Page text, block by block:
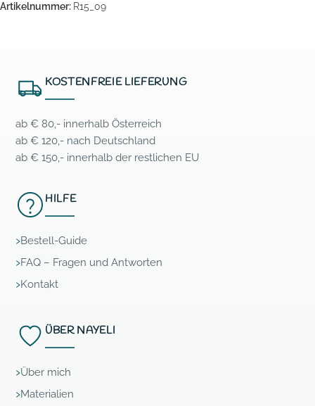
Artikelnummer: R15_09
KOSTENFREIE LIEFERUNG
ab € 80,- innerhalb Österreich
ab € 120,- nach Deutschland
ab € 150,- innerhalb der restlichen EU
HILFE
Bestell-Guide
FAQ – Fragen und Antworten
Kontakt
ÜBER NAYELI
Über mich
Materialien